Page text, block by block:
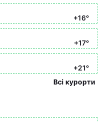
+16°
+17°
+21°
Всі курорти